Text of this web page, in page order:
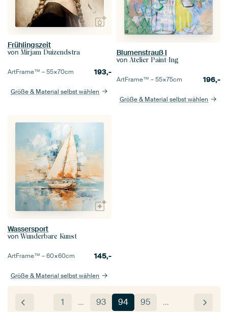
Frühlingszeit
von Mirjam Duizendstra
ArtFrame™ –55×70cm 193,-
Größe & Material selbst wählen
Blumenstrauß I
von Atelier Paint-Ing
ArtFrame™ –55×75cm 196,-
Größe & Material selbst wählen
Wassersport
von Wunderbare Kunst
ArtFrame™ –60×60cm 145,-
Größe & Material selbst wählen
1 … 93 94 95 …